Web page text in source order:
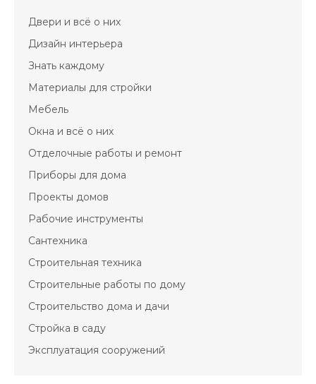
Двери и всё о них
Дизайн интерьера
Знать каждому
Материалы для стройки
Мебель
Окна и всё о них
Отделочные работы и ремонт
Приборы для дома
Проекты домов
Рабочие инструменты
Сантехника
Строительная техника
Строительные работы по дому
Строительство дома и дачи
Стройка в саду
Эксплуатация сооружений